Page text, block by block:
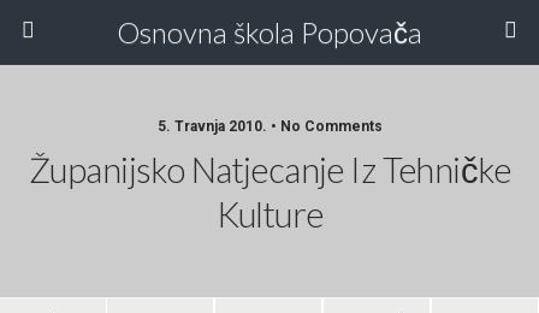
Osnovna škola Popovača
5. Travnja 2010. • No Comments
Županijsko Natjecanje Iz Tehničke
Kulture